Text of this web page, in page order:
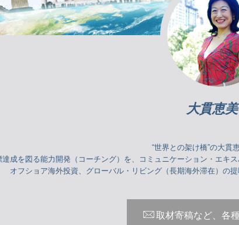
大貫恵
“世界との架け橋”の大貫
成を図る能力開発（コーチング）を、コミュニケーション・エ
オフショア海外投資、グローバル・リビング（長期海外滞在）の
取材寄稿など、各